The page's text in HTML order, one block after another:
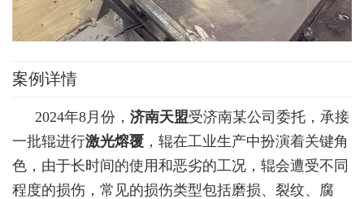
案例详情
2024年8月份， 济南天盟受济南某公司委托，承接
一批辊进行激光熔覆 ，辊在工业生产中扮演着关键角
色，由于长时间的使用和恶劣的工况，辊会遭受不同
程度的损伤，常见的损伤类型包括磨损、裂纹、腐